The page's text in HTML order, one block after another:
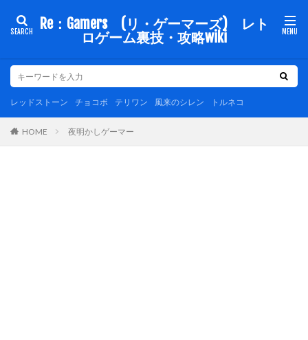
Re：Gamers (リ・ゲーマーズ) レト
ロゲーム裏技・攻略wiki
レッドストーン チョコボ テリワン 風来のシレン トルネコ
HOME 夜明かしゲーマー